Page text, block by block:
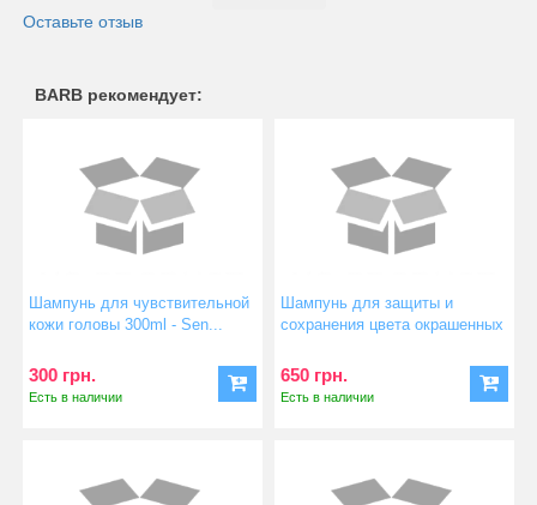
Оставьте отзыв
BARB рекомендует:
Шампунь для чувствительной
кожи головы 300ml - Sen...
300 грн.
Есть в наличии
Шампунь для защиты и
сохранения цвета окрашенных
650 грн.
Есть в наличии